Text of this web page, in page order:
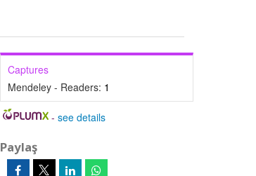
Captures
Mendeley - Readers: 1
-see details
Paylaş